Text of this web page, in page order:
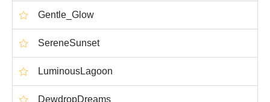
Gentle_Glow
SereneSunset
LuminousLagoon
DewdropDreams